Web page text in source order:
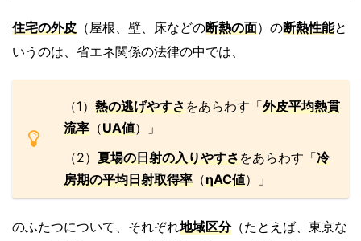
住宅の外皮 （屋根、壁、床などの断熱の面）の断熱性能と
いうのは、省エネ関係の法律の中では、
（1） 熱の逃げやすさをあらわす「外皮平均熱貫
流率 （UA値）」
（2） 夏場の日射の入りやすさをあらわす「冷
房期の平均日射取得率 （ηAC値）」
のふたつについて、それぞれ地域区分（たとえば、東京な